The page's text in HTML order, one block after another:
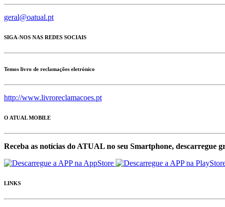
geral@oatual.pt
SIGA-NOS NAS REDES SOCIAIS
Temos livro de reclamações eletrónico
http://www.livroreclamacoes.pt
O ATUAL MOBILE
Receba as notícias do ATUAL no seu Smartphone, descarregue
LINKS